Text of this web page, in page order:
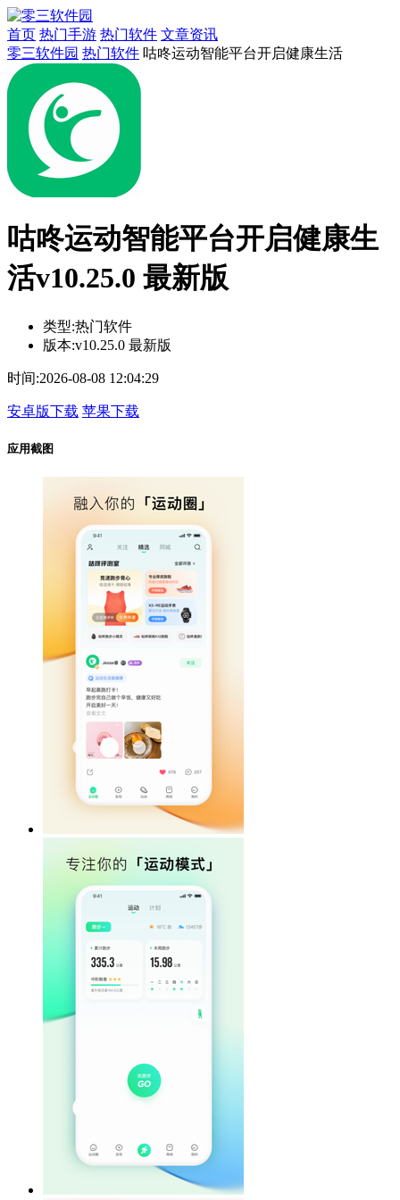
首页 热门手游 热门软件 文章资讯
零三软件园 热门软件 咕咚运动智能平台开启健康生活
咕咚运动智能平台开启健康生
活v10.25.0 最新版
类型:热门软件
版本:v10.25.0 最新版
时间:2026-08-08 12:04:29
安卓版下载 苹果下载
应用截图